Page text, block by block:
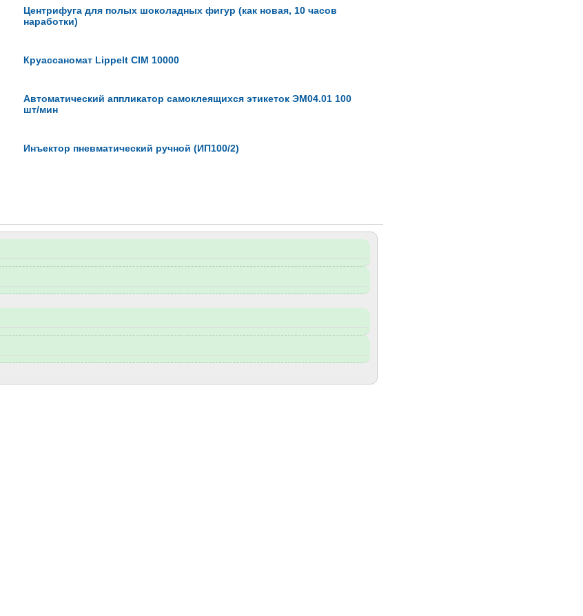
Центрифуга для полых шоколадных фигур (как новая, 10 часов
наработки)
Круассаномат Lippelt CIM 10000
Автоматический аппликатор самоклеящихся этикеток ЭМ04.01 100
шт/мин
Инъектор пневматический ручной (ИП100/2)